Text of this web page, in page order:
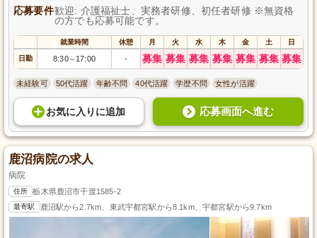
応募要件歓迎: 介護福祉士、実務者研修、初任者研修 ※無資格
の方でも応募可能です。
就業時間 休憩 月 火 水 木 金 土 日
日勤 8:30～ 17:00 - 募集 募集 募集 募集 募集 募集 募集
未経験可 50代活躍 年齢不問 40代活躍 学歴不問 女性が活躍
お気に入り に追加 応募画面へ進む
鹿沼病院の求人
病院
住所 栃木県鹿沼市千渡1585-2
最寄駅 鹿沼駅から2.7km、東武宇都宮駅から8.1km、宇都宮駅から9.7km